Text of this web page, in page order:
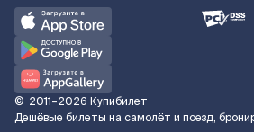
© 2011–2026 Купибилет
Дешёвые билеты на самолёт и поезд,